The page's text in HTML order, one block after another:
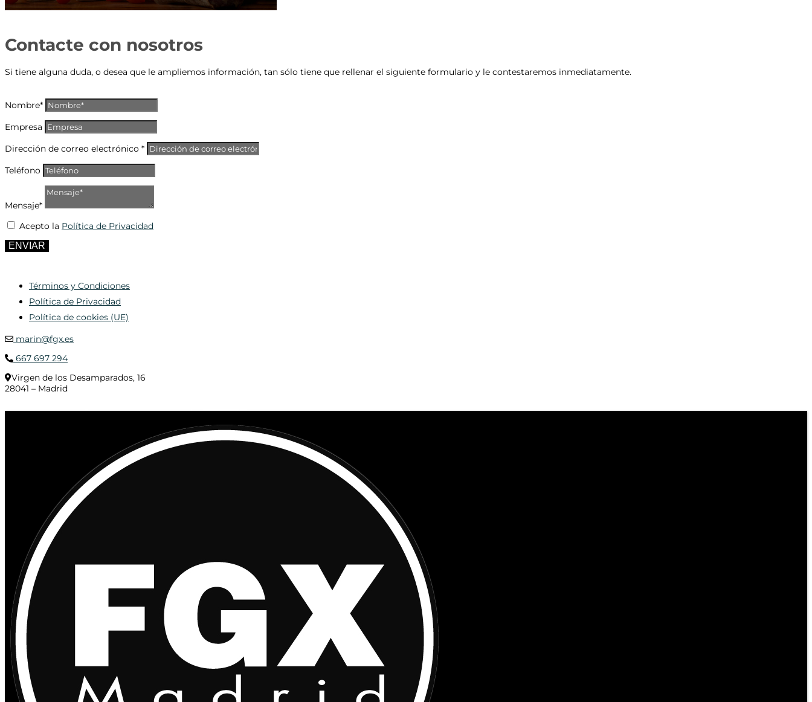
Contacte con nosotros
Si tiene alguna duda, o desea que le ampliemos información, tan sólo tiene que rellenar el siguiente formulario y le contestaremos inmediatamente.
Nombre*
Empresa
Dirección de correo electrónico *
Teléfono
Mensaje*
Acepto la Política de Privacidad
ENVIAR
Términos y Condiciones
Política de Privacidad
Política de cookies (UE)
marin@fgx.es
667 697 294
Virgen de los Desamparados, 16
28041 – Madrid